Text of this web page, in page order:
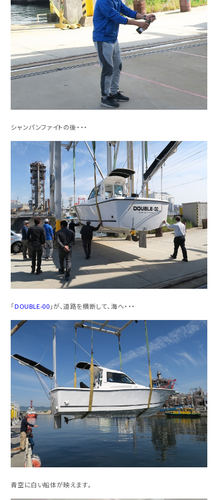
シャンパンファイトの後・・・
「DOUBLE-00 」が、道路を横断して、海へ・・・
青空に白い船体が映えます。